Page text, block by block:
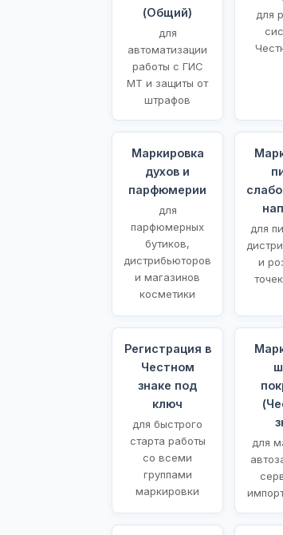
(Общий)
для
автоматизации
работы с ГИС
МТ и защиты от
штрафов
для
Маркировка
духов и
парфюмерии
для
парфюмерных
бутиков,
дистрибьюторов
и магазинов
косметики
для
и
Регистрация в
Честном
знаке под
ключ
для быстрого
старта работы
со всеми
группами
маркировки
для